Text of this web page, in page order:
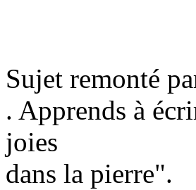
Sujet remonté
. Apprends à
joies
dans la pierre".